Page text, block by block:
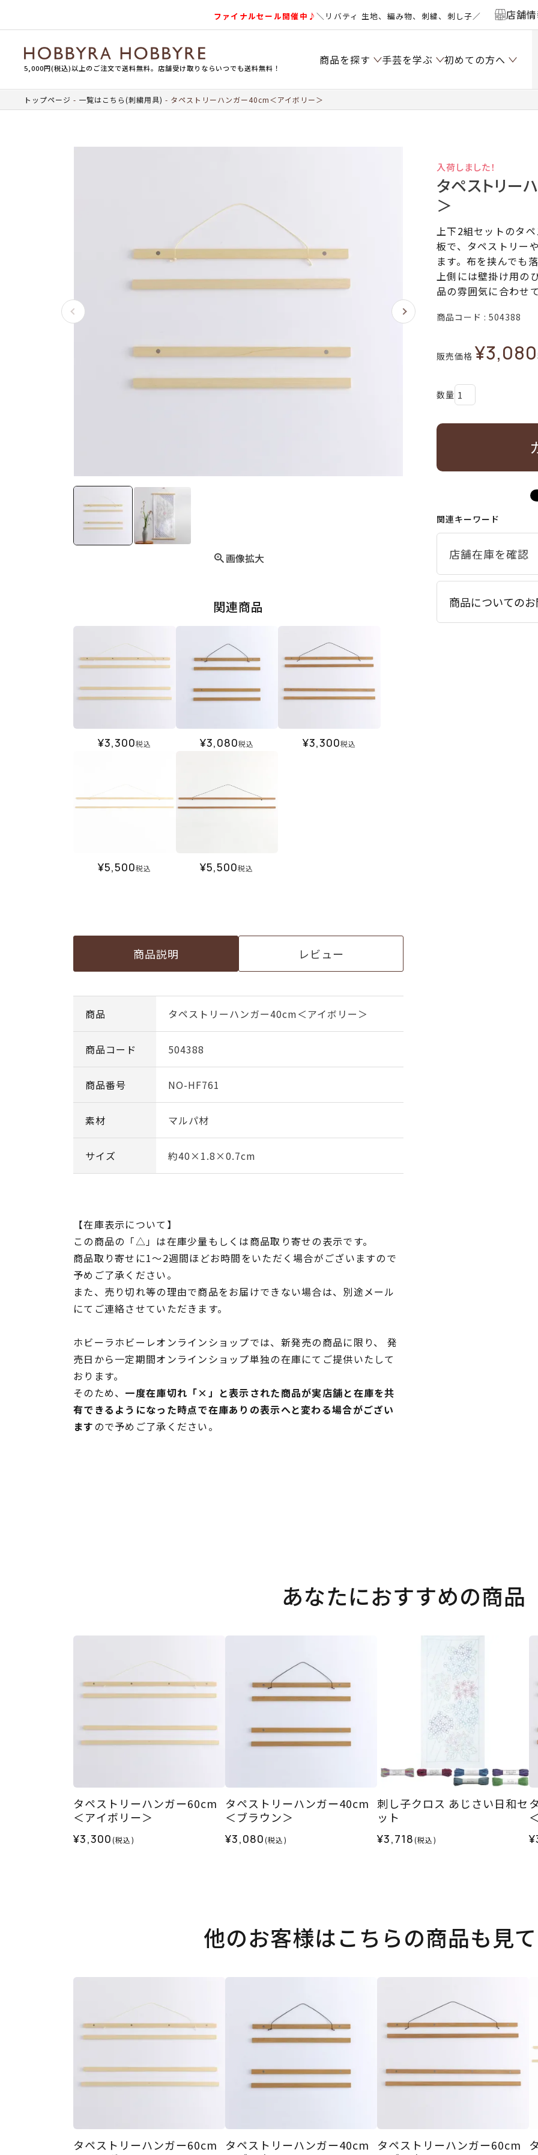
ファイナルセール開催中♪＼リバティ 生地、編み物、刺繍、刺し子／ 店舗
5,000円(税込)以上のご注文で送料無料。店舗受け取りならいつでも送料無料！
商品を探す 手芸を学ぶ 初めての方へ
トップページ 一覧はこちら(刺繍用具) タペストリーハンガー40cm＜アイボリー＞
画像拡大
関連商品
¥3,300税込 ¥3,080税込 ¥3,300税込
¥5,500税込 ¥5,500税込
商品説明 レビュー
商品 タペストリーハンガー40cm＜アイボリー＞
商品コード 504388
商品番号 NO-HF761
素材 マルパ材
サイズ 約40×1.8×0.7cm
【在庫表示について】
この商品の「△」は在庫少量もしくは商品取り寄せの表示です。
商品取り寄せに1～2週間ほどお時間をいただく場合がございますので
予めご了承ください。
また、売り切れ等の理由で商品をお届けできない場合は、別途メール
にてご連絡させていただきます。
ホビーラホビーレオンラインショップでは、新発売の商品に限り、 発
売日から一定期間オンラインショップ単独の在庫にてご提供いたして
おります。
そのため、 一度在庫切れ「×」と表示された商品が実店舗と在庫を共
有できるようになった時点で在庫ありの表示へと変わる場合がござい
ますので予めご了承ください。
入荷しました！
タペストリー
＞
上下2組セットのタ
板で、タペストリー
ます。布を挟んでも
上側には壁掛け用の
品の雰囲気に合わせ
商品コード 504388
販売価格 ¥3,080
関連キーワード
商品についての
あなたにおすすめの商品
タペストリーハンガー60cm
＜アイボリー＞
¥3,300(税込)
タペストリーハンガー40cm
＜ブラウン＞
¥3,080(税込)
刺し子クロス あじさい日和セ
ット
¥3,718(税込)
他のお客様はこちらの商品も見
タペストリーハンガー60cm
タペストリーハンガー40cm
タペストリーハンガー60cm